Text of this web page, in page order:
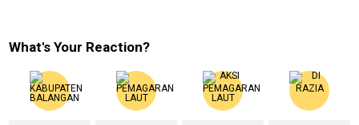
What's Your Reaction?